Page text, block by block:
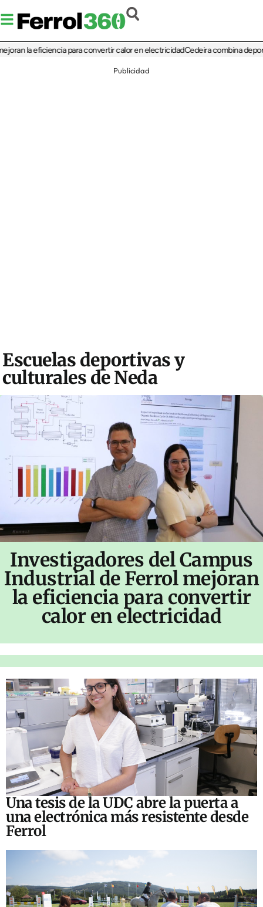
eficiencia para convertir calor en electricidadCedeira combina deporte,
Publicidad
Escuelas deportivas y
culturales de Neda
Investigadores del Campus
Industrial de Ferrol mejoran
la eficiencia para convertir
calor en electricidad
Una tesis de la UDC abre la puerta a
una electrónica más resistente desde
Ferrol